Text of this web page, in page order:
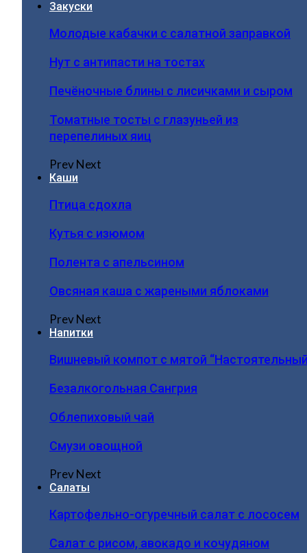
Закуски
Молодые кабачки с салатной заправкой
Нут с антипасти на тостах
Печёночные блины с лисичками и сыром
Томатные тосты с глазуньей из
перепелиных яиц
PrevNext
Каши
Птица сдохла
Кутья с изюмом
Полента с апельсином
Овсяная каша с жареными яблоками
PrevNext
Напитки
Вишневый компот с мятой
Безалкогольная Сангрия
Облепиховый чай
Смузи овощной
PrevNext
Салаты
Картофельно-огуречный салат с лососем
Салат с рисом, авокадо и кочудяном